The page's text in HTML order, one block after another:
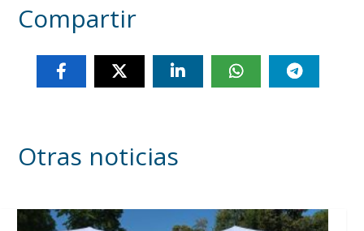
Compartir
Otras noticias